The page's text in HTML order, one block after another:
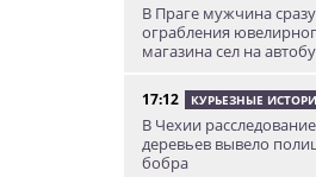
В Праге мужчина
ограбления
магазина сел на
17:12 КУРЬЕЗНЫЕ
В Чехии
деревьев вывело
бобра